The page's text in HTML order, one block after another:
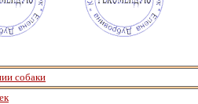
собаки